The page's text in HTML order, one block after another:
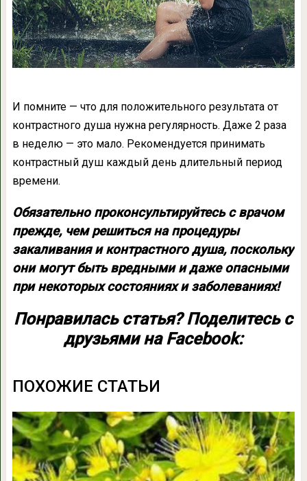
И помните — что для положительного результата от
контрастного душа нужна регулярность. Даже 2 раза
в неделю — это мало. Рекомендуется принимать
контрастный душ каждый день длительный период
времени.
Обязательно проконсультируйтесь с врачом
прежде, чем решиться на процедуры
закаливания и контрастного душа, поскольку
они могут быть вредными и даже опасными
при некоторых состояниях и заболеваниях!
Понравилась статья? Поделитесь с
друзьями на Facebook:
ПОХОЖИЕ СТАТЬИ